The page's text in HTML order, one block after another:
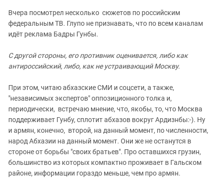
Вчера посмотрел несколько сюжетов по российским
федеральным ТВ. Глупо не признавать, что по всем каналам
идёт реклама Бадры Гунбы.
С другой стороны, его противник оценивается, либо как
антироссийский, либо, как не устраивающий Москву.
При этом, читаю абхазские СМИ и соцсети, а также,
"независимых экспертов" оппозиционного толка и,
периодически, встречаю мнение, что, якобы, то, что Москва
поддерживает Гунбу, сплотит абхазов вокруг Ардизнбы:-). Ну
и армян, конечно, второй, на данный момент, по численности,
народ Абхазии на данный момент. Они же не останутся в
стороне от борьбы "своих братьев". Про оставшихся грузин,
большинство из которых компактно проживает в Гальском
районе, информации гораздо меньше, чем про армян.